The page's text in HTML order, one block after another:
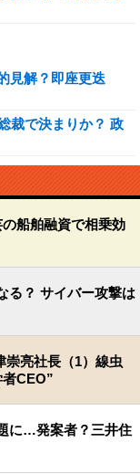
見解？即座更迭
裁で決まりか？ 政
船舶融資で相乗効
る？ サイバー攻撃は
崇亮社長（1）線虫
CEO”
に…発案者？三井住